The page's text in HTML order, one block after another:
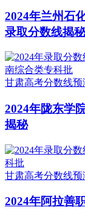
2024年兰州石
录取分数线揭秘
甘肃高考分数线预
2024年陇东学
揭秘
甘肃高考分数线预
2024年阿拉善